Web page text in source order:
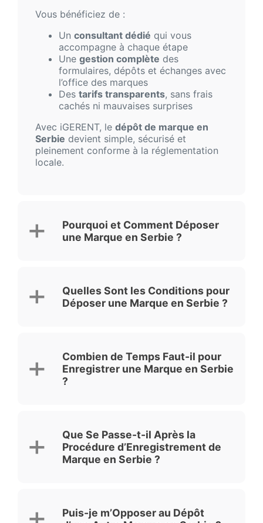
Vous bénéficiez de :
Un consultant dédié qui vous
accompagne à chaque étape
Une gestion complète des
formulaires, dépôts et échanges avec
l’office des marques
Des tarifs transparents, sans frais
cachés ni mauvaises surprises
Avec iGERENT, le dépôt de marque en
Serbie devient simple, sécurisé et
pleinement conforme à la réglementation
locale.
Pourquoi et Comment Déposer
une Marque en Serbie ?
Quelles Sont les Conditions pour
Déposer une Marque en Serbie ?
Combien de Temps Faut-il pour
Enregistrer une Marque en Serbie
?
Que Se Passe-t-il Après la
Procédure d’Enregistrement de
Marque en Serbie ?
Puis-je m’Opposer au Dépôt